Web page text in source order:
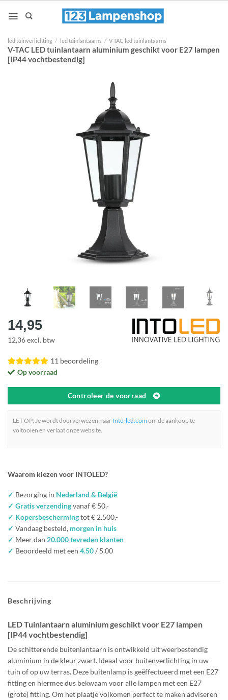
naar
led tuinverlichting / led tuinlantaarns / V-TAC led tuinlantaarns
V-TAC LED tuinlantaarn aluminium geschikt voor E27 lampen
[IP44 vochtbestendig]
14,95
12,36 excl. btw
11 beoordeling
Op voorraad
Controleer de voorraad
LET OP: Je wordt doorverwezen naar Into-led.com om de aankoop te
voltooien en verlaat onze website.
Waarom kiezen voor INTOLED?
✓ Bezorging in Nederland & België
✓ Gratis verzendingvanaf € 50,-
✓ Kopersbeschermingtot € 2.500,-
✓ Vandaag besteld, morgen in huis
✓ Meer dan 20.000 tevreden klanten
✓ Beoordeeld met een 4.50/ 5.00
Beschrijving
LED Tuinlantaarn aluminium geschikt voor E27 lampen
[IP44 vochtbestendig]
De schitterende buitenlantaarn is ontwikkeld uit weerbestendig
aluminium in de kleur zwart. Ideaal voor buitenverlichting in uw
tuin of op uw terras. Deze buitenlamp is geëffectueerd met een E27
fitting en hiermee dus bekwaam voor alle lampen met een E27
(grote) fitting. Om het plaatje volkomen perfect te maken adviseren